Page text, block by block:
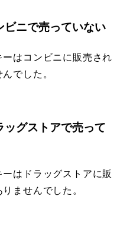
ビニで売っていない
はコンビニに販売され
でした。
ッグストアで売って
はドラッグストアに販
ませんでした。